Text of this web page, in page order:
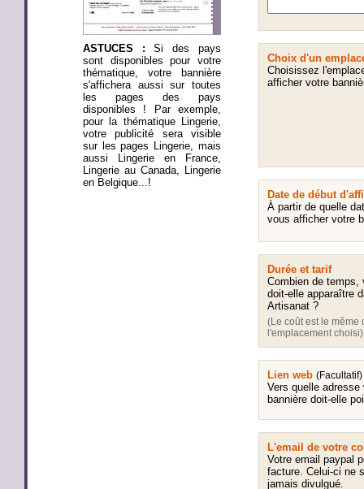
ASTUCES : Si des pays
sont disponibles pour votre
thématique, votre bannière
s'affichera aussi sur toutes
les pages des pays
disponibles ! Par exemple,
pour la thématique Lingerie,
votre publicité sera visible
sur les pages Lingerie, mais
aussi Lingerie en France,
Lingerie au Canada, Lingerie
en Belgique...!
Choix d'un
Choisissez
afficher votre
Date de début
À partir de quelle
vous afficher votre
Durée et tarif
Combien de temps,
doit-elle apparaître
Artisanat ?
(Le coût est le même
l'emplacement choisi)
Lien web (Facultatif)
Vers quelle adresse
bannière doit-elle
L'email de votre
Votre email paypal
facture. Celui-ci ne
jamais divulgué.